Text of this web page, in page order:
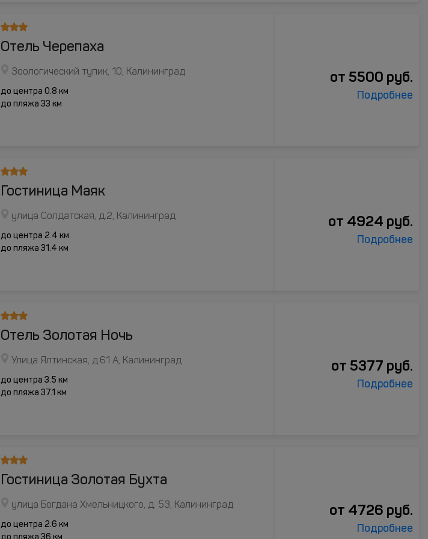
Отель Черепаха
Зоологический тупик, 10, Калининград
до центра 0.8 км
до пляжа 33 км
от 5500 руб.
Подробнее
Гостиница Маяк
улица Солдатская, д.2, Калининград
до центра 2.4 км
до пляжа 31.4 км
от 4924 руб.
Подробнее
Отель Золотая Ночь
Улица Ялтинская, д.61 А, Калининград
до центра 3.5 км
до пляжа 37.1 км
от 5377 руб.
Подробнее
Гостиница Золотая Бухта
улица Богдана Хмельницкого, д. 53, Калининград
до центра 2.6 км
до пляжа 36 км
от 4726 руб.
Подробнее